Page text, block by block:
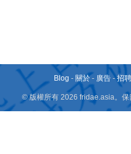
Blog - 關於 - 廣告 -招
© 版權所有 2026 fridae.asia。